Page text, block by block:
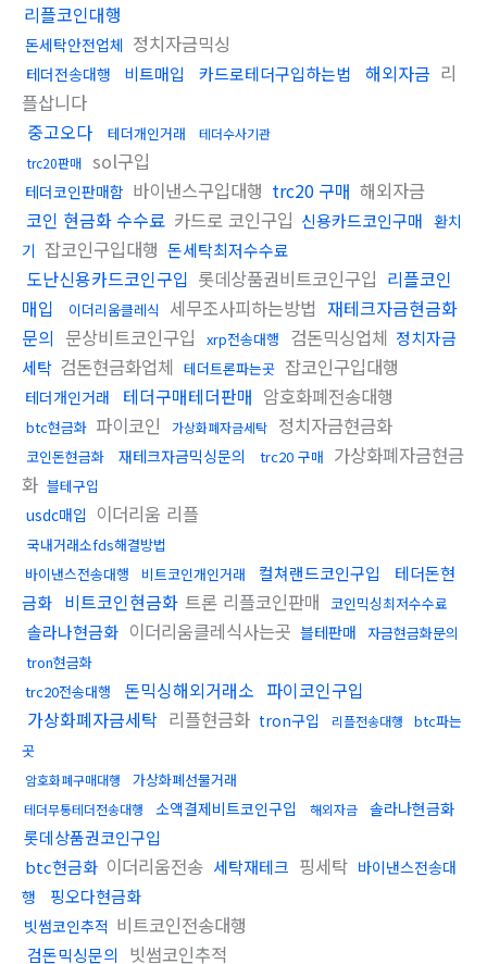
리플코인대행
돈세탁안전업체 정치자금믹싱
테더전송대행 비트매입 카드로테더구입하는법 해외자금 리
플삽니다
중고오다
테더개인거래
테더수사기관
trc20판매 sol구입
테더코인판매함 바이낸스구입대행 trc20 구매 해외자금
코인 현금화 수수료 카드로 코인구입 신용카드코인구매 환치
기 잡코인구입대행 돈세탁최저수수료
도난신용카드코인구입 롯데상품권비트코인구입 리플코인
매입
이더리움클레식 세무조사피하는방법 재테크자금현금화
문의 문상비트코인구입 xrp전송대행 검돈믹싱업체 정치자금
세탁 검돈현금화업체 테더트론파는곳 잡코인구입대행
테더개인거래 테더구매테더판매 암호화폐전송대행
btc현금화 파이코인 가상화폐자금세탁 정치자금현금화
코인돈현금화 재테크자금믹싱문의 trc20 구매 가상화폐자금현금
화 블테구입
usdc매입 이더리움 리플
국내거래소fds해결방법
바이낸스전송대행
비트코인개인거래 컬쳐랜드코인구입
테더돈현
금화 비트코인현금화 트론 리플코인판매 코인믹싱최저수수료
솔라나현금화 이더리움클레식사는곳 블테판매
자금현금화문의
tron현금화
trc20전송대행
돈믹싱해외거래소 파이코인구입
가상화폐자금세탁 리플현금화 tron구입 리플전송대행
btc파는
곳
암호화폐구매대행 가상화폐선물거래
테더무통테더전송대행 소액결제비트코인구입 해외자금 솔라나현금화
롯데상품권코인구입
btc현금화 이더리움전송 세탁재테크 핑세탁 바이낸스전송대
행
핑오다현금화
빗썸코인추적 비트코인전송대행
검돈믹싱문의 빗썸코인추적